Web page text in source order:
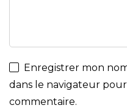
Enregistrer mon
dans le navigateur
commentaire.